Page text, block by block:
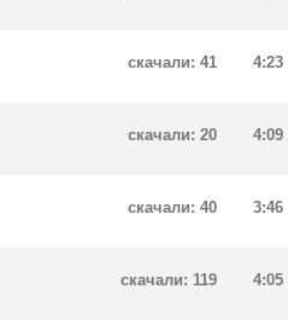
4:23
скачали: 41
4:09
скачали: 20
3:46
скачали: 40
4:05
скачали: 119